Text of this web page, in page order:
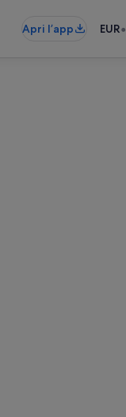
Apri l’app EUR•